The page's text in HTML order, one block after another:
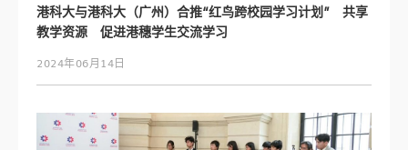
港科大与港科大（广州）合推“红鸟跨校园学习计划” 共享
教学资源 促进港穗学生交流学习
2024年06月14日